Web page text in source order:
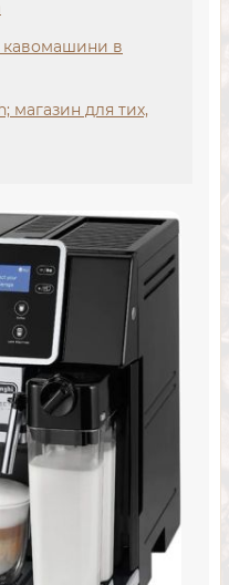
кавомашини в
магазин для тих,